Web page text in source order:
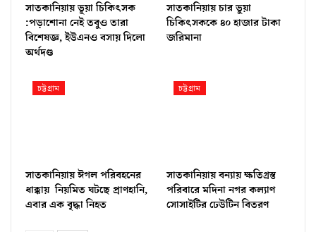
সাতকানিয়ায় ভূয়া চিকিৎসক
:পড়াশোনা নেই তবুও তারা
বিশেষজ্ঞ, ইউএনও বসায় দিলো
অর্থদণ্ড
সাতকানিয়ায় চার ভুয়া
চিকিৎসককে ৪০ হাজার টাকা
জরিমানা
চট্টগ্রাম
সাতকানিয়ায় ঈগল পরিবহনের
ধাক্কায় নিয়মিত ঘটছে প্রাণহানি,
এবার এক বৃদ্ধা নিহত
চট্টগ্রাম
সাতকানিয়ায় বন্যায় ক্ষতিগ্রস্ত
পরিবারে মদিনা নগর কল্যাণ
সোসাইটির ঢেউটিন বিতরণ